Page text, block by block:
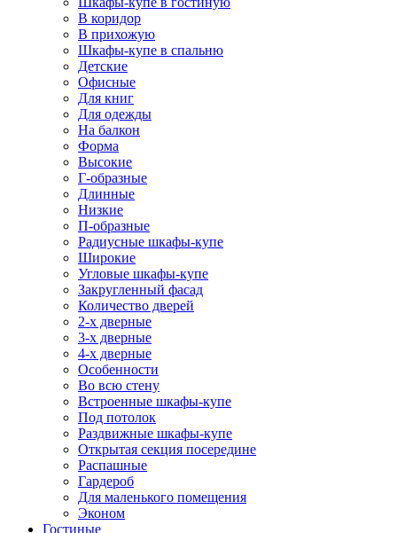
В коридор
В прихожую
Шкафы-купе в спальню
Детские
Офисные
Для книг
Для одежды
На балкон
Форма
Высокие
Г-образные
Длинные
Низкие
П-образные
Радиусные шкафы-купе
Широкие
Угловые шкафы-купе
Закругленный фасад
Количество дверей
2-х дверные
3-х дверные
4-х дверные
Особенности
Во всю стену
Встроенные шкафы-купе
Под потолок
Раздвижные шкафы-купе
Открытая секция посередине
Распашные
Гардероб
Для маленького помещения
Эконом
Гостиные